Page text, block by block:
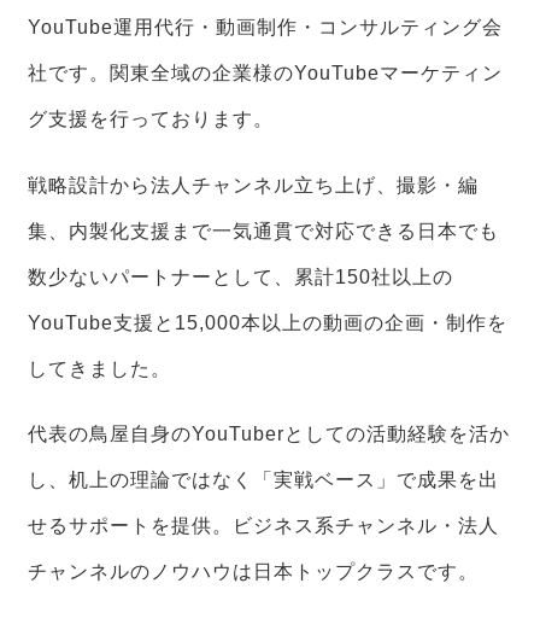
YouTube運用代行・動画制作・コンサルティング会
社です。関東全域の企業様のYouTubeマーケティン
グ支援を行っております。
戦略設計から法人チャンネル立ち上げ、撮影・編
集、内製化支援まで一気通貫で対応できる日本でも
数少ないパートナーとして、累計150社以上の
YouTube支援と15,000本以上の動画の企画・制作を
してきました。
代表の鳥屋自身のYouTuberとしての活動経験を活か
し、机上の理論ではなく「実戦ベース」で成果を出
せるサポートを提供。ビジネス系チャンネル・法人
チャンネルのノウハウは日本トップクラスです。